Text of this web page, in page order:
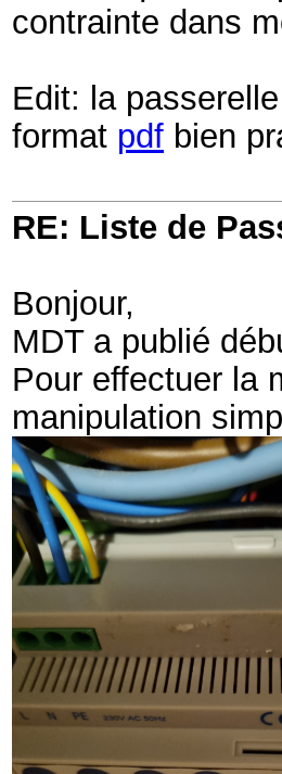
contrainte dans
Edit: la
format pdf bien
RE: Liste de
Bonjour,
MDT a publié
Pour effectuer la
manipulation